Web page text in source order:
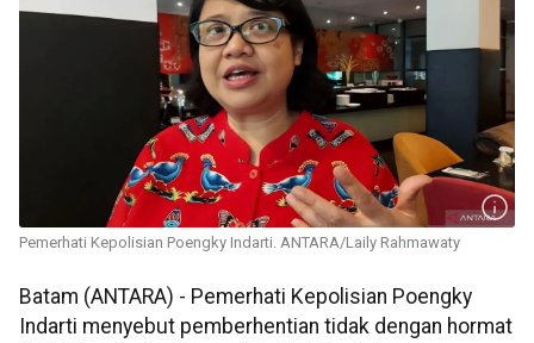
Pemerhati Kepolisian Poengky Indarti. ANTARA/Laily Rahmawaty
Batam (ANTARA) - Pemerhati Kepolisian Poengky
Indarti menyebut pemberhentian tidak dengan hormat